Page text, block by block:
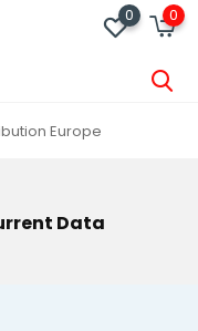
0 0
Europe
Data